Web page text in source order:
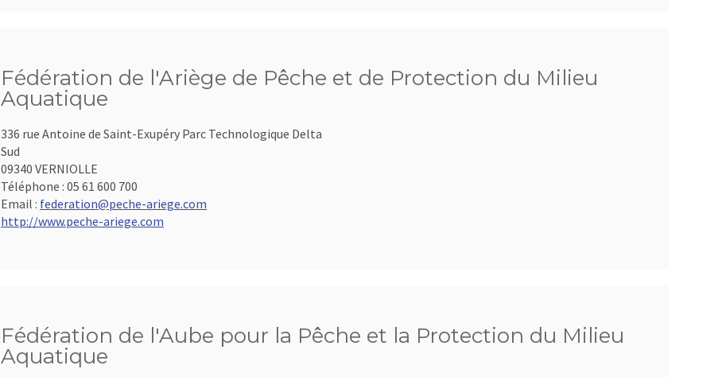
Fédération de l'Ariège de Pêche et de Protection du Milieu
Aquatique
336 rue Antoine de Saint-Exupéry Parc Technologique Delta
Sud
09340 VERNIOLLE
Téléphone : 05 61 600 700
Email : federation@peche-ariege.com
http://www.peche-ariege.com
Fédération de l'Aube pour la Pêche et la Protection du Milieu
Aquatique